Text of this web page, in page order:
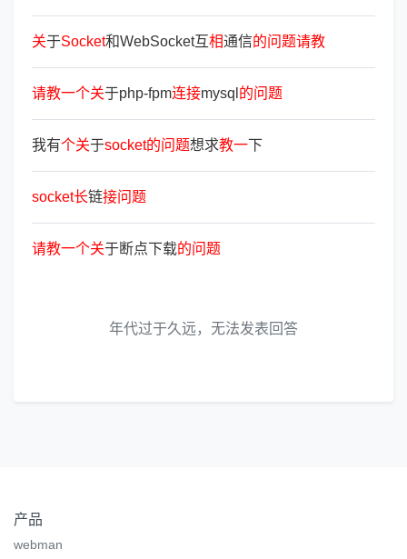
关于Socket和WebSocket互相通信的问题请教
请教一个关于php-fpm连接mysql 的问题
我有个关于socket的问题想求教一下
socket长链接问题
请教一个关于断点下载的问题
年代过于久远，无法发表回答
产品
webman